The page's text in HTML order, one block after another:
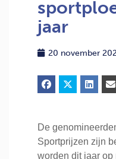
jaar
20 november
De
Sportprijzen zijn
worden dit jaar